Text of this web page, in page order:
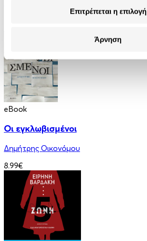
Επιτρέπεται η επιλογή
Άρνηση
eBook
Οι εγκλωβισμένοι
Δημήτρης Οικονόμου
8.99€